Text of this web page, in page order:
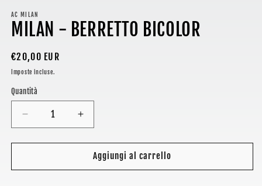
finestra
modale
AC MILAN
MILAN - BERRETTO BICOLOR
Prezzo
di
listino
€20,00 EUR
Imposte incluse.
Quantità
Diminuisci
quantità
per
-
Aumenta
quantità
per
MILAN
-
Aggiungi al carrello